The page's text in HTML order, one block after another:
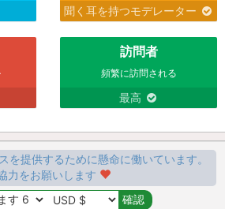
聞く耳を持つモデレーター
訪問者
頻繁に訪問される
最高
を提供するために懸命に働いています。
力をお願いします